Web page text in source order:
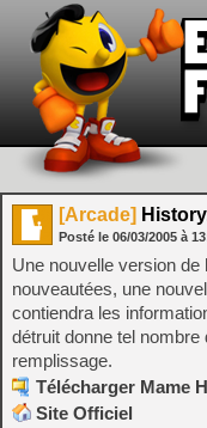
[Arcade]
Posté le 06/03/2005 à
Une nouvelle version de
nouveautées, une
contiendra les
détruit donne tel
remplissage.
Télécharger Mame
Site Officiel